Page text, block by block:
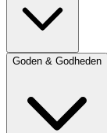
Goden & Godheden